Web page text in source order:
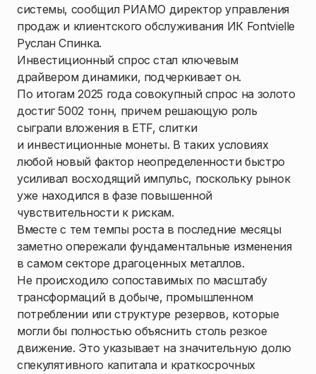
системы, сообщил РИАМО директор управления
продаж и клиентского обслуживания ИК Fontvielle
Руслан Спинка.
Инвестиционный спрос стал ключевым
драйвером динамики, подчеркивает он.
По итогам 2025 года совокупный спрос на золото
достиг 5002 тонн, причем решающую роль
сыграли вложения в ETF, слитки
и инвестиционные монеты. В таких условиях
любой новый фактор неопределенности быстро
усиливал восходящий импульс, поскольку рынок
уже находился в фазе повышенной
чувствительности к рискам.
Вместе с тем темпы роста в последние месяцы
заметно опережали фундаментальные изменения
в самом секторе драгоценных металлов.
Не происходило сопоставимых по масштабу
трансформаций в добыче, промышленном
потреблении или структуре резервов, которые
могли бы полностью объяснить столь резкое
движение. Это указывает на значительную долю
спекулятивного капитала и краткосрочных